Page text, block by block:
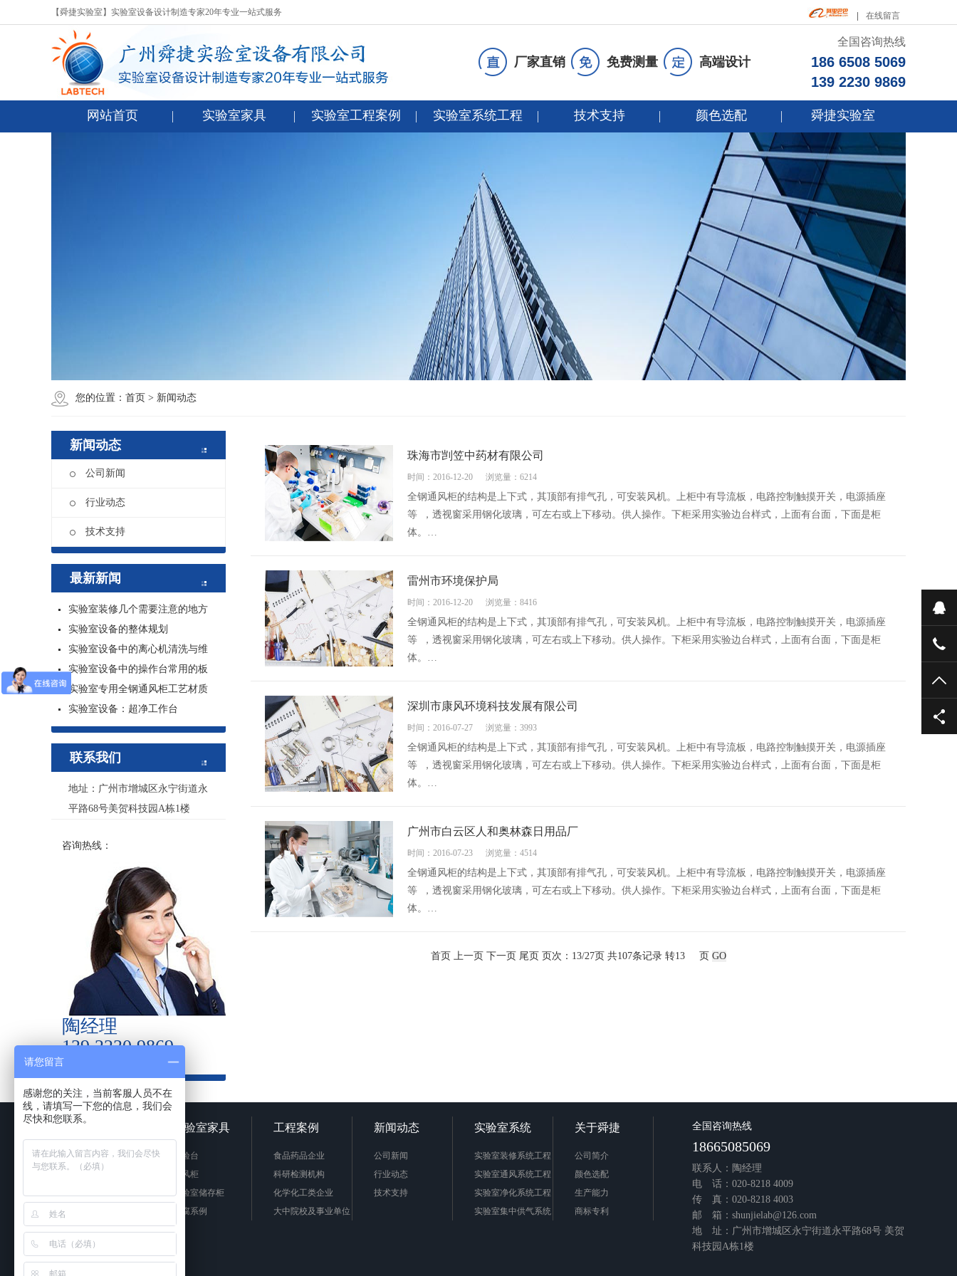
在线留言
【舜捷实验室】实验室设备设计制造专家20年专业一站式服务
厂家直销 免费测量 高端设计
全国咨询热线
186 6508 5069
139 2230 9869
网站首页 实验室家具 实验室工程案例 实验室系统工程 技术支持 颜色选配 舜捷实验室
您的位置： 首页 > 新闻动态
新闻动态
公司新闻
行业动态
技术支持
最新新闻
实验室装修几个需要注意的地方
实验室设备的整体规划
实验室设备中的离心机清洗与维
实验室设备中的操作台常用的板
实验室专用全钢通风柜工艺材质
实验室设备：超净工作台
联系我们
地址：广州市增城区永宁街道永
平路68号美贺科技园A栋1楼
咨询热线：
陶经理
139 2230 9869
珠海市剀笠中药材有限公司
时间：2016-12-20 浏览量：6214
全钢通风柜的结构是上下式，其顶部有排气孔，可安装风机。上柜中有导流板，电路控制触摸开关，电源插座
等 ，透视窗采用钢化玻璃，可左右或上下移动。供人操作。下柜采用实验边台样式，上面有台面，下面是柜
体。…
雷州市环境保护局
时间：2016-12-20 浏览量：8416
全钢通风柜的结构是上下式，其顶部有排气孔，可安装风机。上柜中有导流板，电路控制触摸开关，电源插座
等 ，透视窗采用钢化玻璃，可左右或上下移动。供人操作。下柜采用实验边台样式，上面有台面，下面是柜
体。…
深圳市康风环境科技发展有限公司
时间：2016-07-27 浏览量：3993
全钢通风柜的结构是上下式，其顶部有排气孔，可安装风机。上柜中有导流板，电路控制触摸开关，电源插座
等 ，透视窗采用钢化玻璃，可左右或上下移动。供人操作。下柜采用实验边台样式，上面有台面，下面是柜
体。…
广州市白云区人和奥林森日用品厂
时间：2016-07-23 浏览量：4514
全钢通风柜的结构是上下式，其顶部有排气孔，可安装风机。上柜中有导流板，电路控制触摸开关，电源插座
等 ，透视窗采用钢化玻璃，可左右或上下移动。供人操作。下柜采用实验边台样式，上面有台面，下面是柜
体。…
首页 上一页 下一页 尾页 页次：13/27页 共107条记录 转 页
网站首页 实验室家具
实验台
通风柜
实验室储存柜
防腐系例
周边配套产品
工程案例
食品药品企业
科研检测机构
化学化工类企业
大中院校及事业单位
新闻动态
公司新闻
行业动态
技术支持
实验室系统
实验室装修系统工程
实验室通风系统工程
实验室净化系统工程
实验室集中供气系统
关于舜捷
公司简介
颜色选配
生产能力
商标专利
联系我们
全国咨询热线
18665085069
联系人：陶经理
电 话：020-8218 4009
传 真：020-8218 4003
邮 箱：shunjielab@126.com
地 址：广州市增城区永宁街道永平路68号 美贺
科技园A栋1楼
在
请您留言
感谢您的关注，当前客服人员不在
线，请填写一下您的信息，我们会
尽快和您联系。